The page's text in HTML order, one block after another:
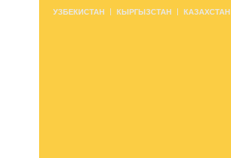
УЗБЕКИСТАН КЫРГЫЗСТАН КАЗАХСТАН